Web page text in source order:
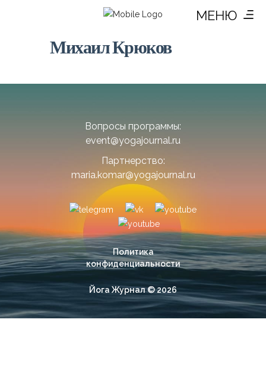
МЕНЮ
Михаил Крюков
Вопросы программы:
event@yogajournal.ru
Партнерство:
maria.komar@yogajournal.ru
Политика
конфиденциальности
Йога Журнал © 2026